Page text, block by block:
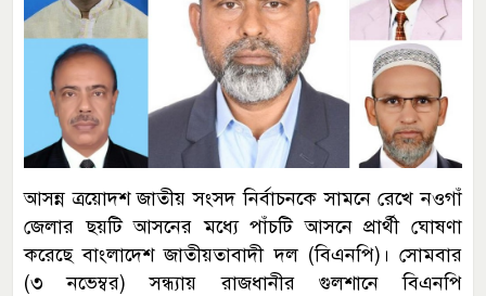
আসন্ন ত্রয়োদশ জাতীয় সংসদ নির্বাচনকে সামনে রেখে নওগাঁ
জেলার ছয়টি আসনের মধ্যে পাঁচটি আসনে প্রার্থী ঘোষণা
করেছে বাংলাদেশ জাতীয়তাবাদী দল (বিএনপি)। সোমবার
(৩ নভেম্বর) সন্ধ্যায় রাজধানীর গুলশানে বিএনপি